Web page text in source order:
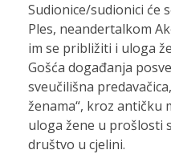
Sudionice/sudionici će
Ples, neandertalkom
im se približiti i uloga
Gošća događanja
sveučilišna
ženama“, kroz
uloga žene u prošlosti
društvo u cjelini.